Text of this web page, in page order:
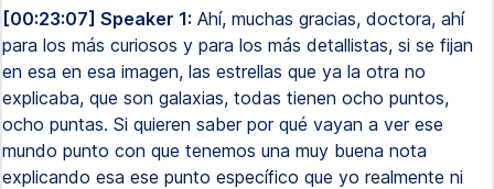
[00:23:07] Speaker 1: Ahí, muchas gracias, doctora, ahí
para los más curiosos y para los más detallistas, si se fijan
en esa en esa imagen, las estrellas que ya la otra no
explicaba, que son galaxias, todas tienen ocho puntos,
ocho puntas. Si quieren saber por qué vayan a ver ese
mundo punto con que tenemos una muy buena nota
explicando esa ese punto específico que yo realmente ni